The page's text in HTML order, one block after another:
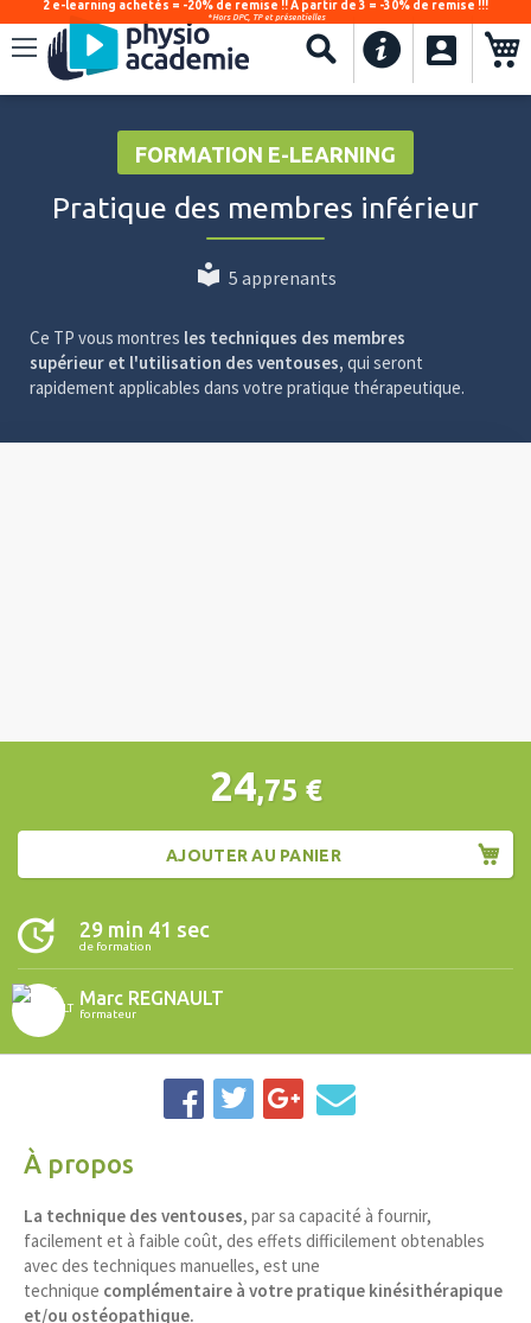
Recherche
2 e-learning achetés = -20% de remise !! À partir de 3 = -30% de remise !!!
*Hors DPC, TP et présentielles
.
FORMATION E-LEARNING
Pratique des membres inférieur
5 apprenants
Ce TP vous montres les techniques des membres
supérieur et l'utilisation des ventouses, qui seront
rapidement applicables dans votre pratique thérapeutique.
29 min 41 sec
de formation
Marc REGNAULT
formateur
24,75 €
AJOUTER AU PANIER
À propos
La technique des ventouses, par sa capacité à fournir,
facilement et à faible coût, des effets difficilement obtenables
avec des techniques manuelles, est une
technique complémentaire à votre pratique kinésithérapique
et/ou ostéopathique.